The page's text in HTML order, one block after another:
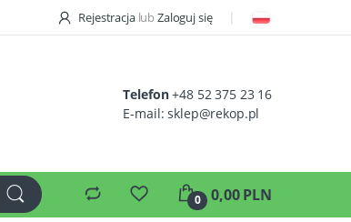
Rejestracja lub Zaloguj się
Telefon +48 52 375 23 16
E-mail:sklep@rekop.pl
0 0,00 PLN